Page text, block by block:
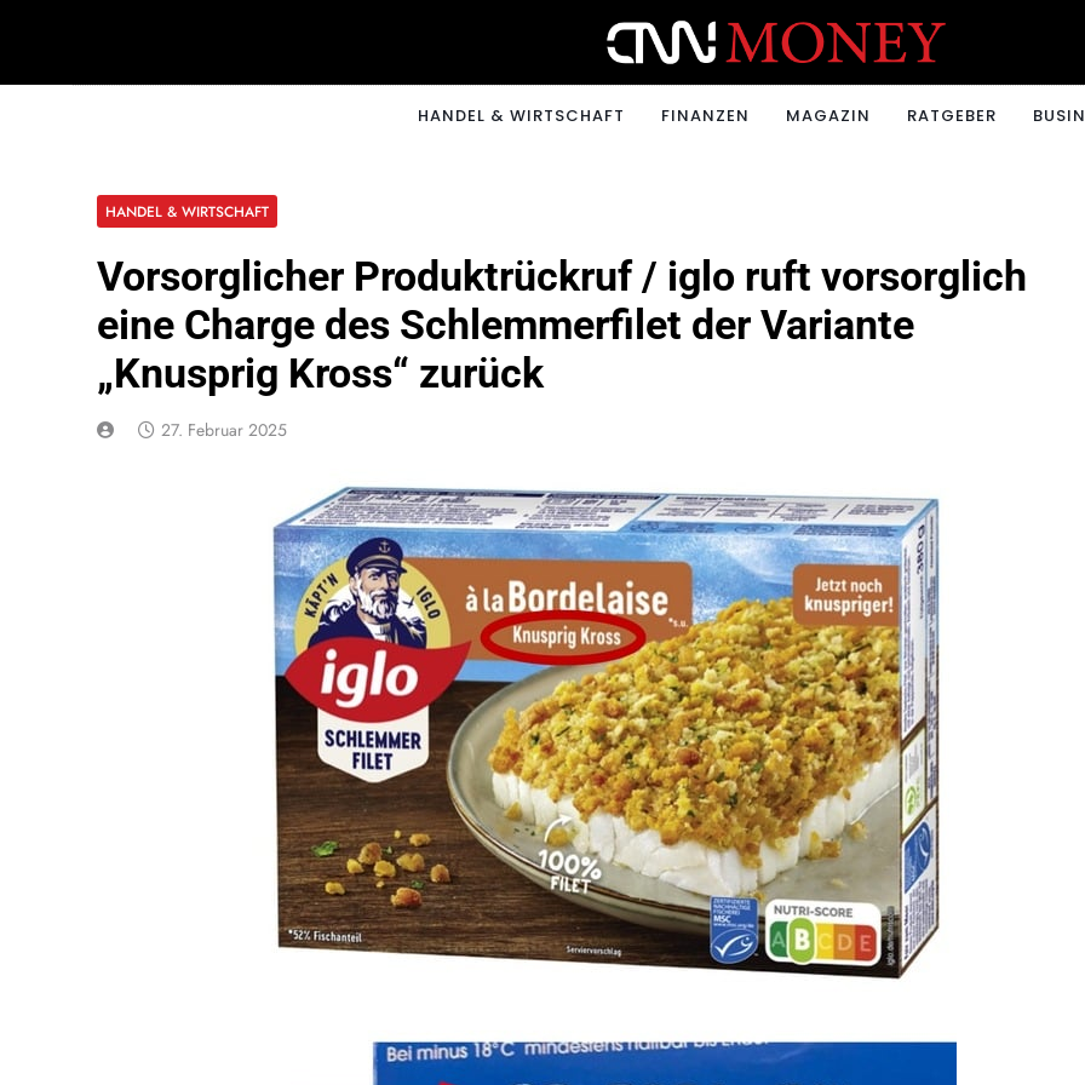
CNNMONEY.CH
HANDEL & WIRTSCHAFT FINANZEN MAGAZIN RATGEBER
HANDEL & WIRTSCHAFT
Vorsorglicher Produktrückruf / iglo ruft vorsorglich
eine Charge des Schlemmerfilet der Variante
„Knusprig Kross“ zurück
27. Februar 2025